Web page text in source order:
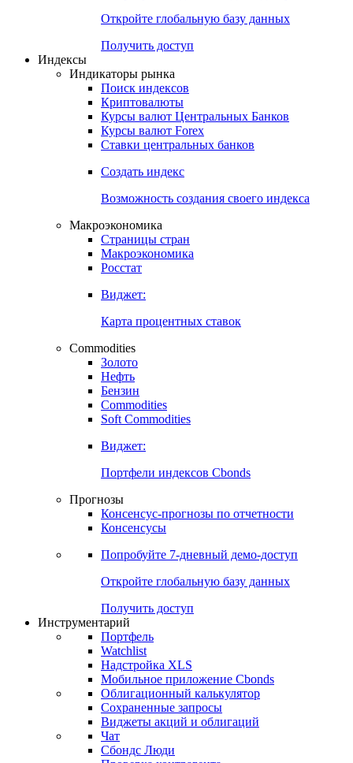
Откройте глобальную базу данных
Получить доступ
Индексы
Индикаторы рынка
Поиск индексов
Криптовалюты
Курсы валют Центральных Банков
Курсы валют Forex
Ставки центральных банков
Создать индекс
Возможность создания своего индекса
Макроэкономика
Страницы стран
Макроэкономика
Росстат
Виджет:
Карта процентных ставок
Commodities
Золото
Нефть
Бензин
Commodities
Soft Commodities
Виджет:
Портфели индексов Cbonds
Прогнозы
Консенсус-прогнозы по отчетности
Консенсусы
Попробуйте 7-дневный демо-доступ
Откройте глобальную базу данных
Получить доступ
Инструментарий
Портфель
Watchlist
Надстройка XLS
Мобильное приложение Cbonds
Облигационный калькулятор
Сохраненные запросы
Виджеты акций и облигаций
Чат
Сбондс Люди